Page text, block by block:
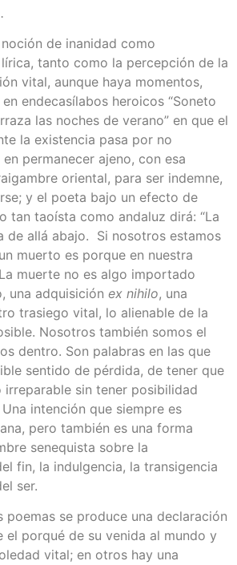
de inanidad como
tanto como la percepción de la
vital, aunque haya momentos,
endecasílabos heroicos “Soneto
las noches de verano” en que el
la existencia pasa por no
permanecer ajeno, con esa
oriental, para ser indemne,
y el poeta bajo un efecto de
tan taoísta como andaluz dirá: “La
de allá abajo. Si nosotros estamos
muerto es porque en nuestra
muerte no es algo importado
una adquisición ex nihilo, una
trasiego vital, lo alienable de la
Nosotros también somos el
dentro. Son palabras en las que
sentido de pérdida, de tener que
irreparable sin tener posibilidad
intención que siempre es
pero también es una forma
senequista sobre la
fin, la indulgencia, la transigencia
ser.
se produce una declaración
el porqué de su venida al mundo y
vital; en otros hay una